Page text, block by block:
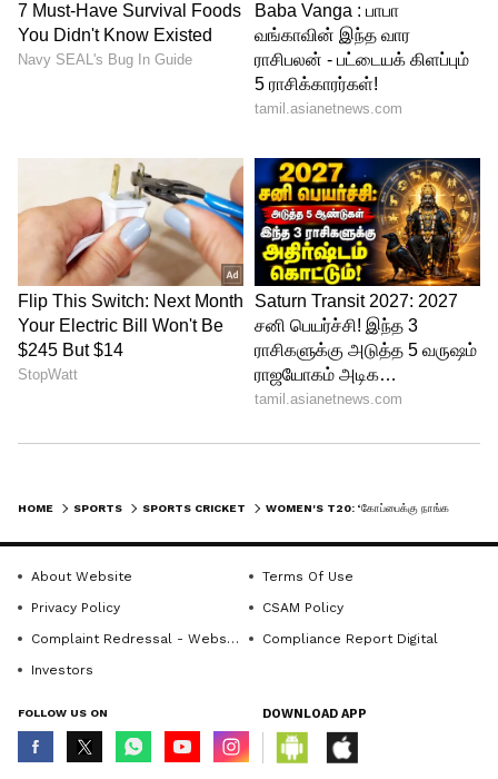
நல்ல ஷாட்டுகளை ஆடியபோதிலும்,
இந்திய சுழற்பந்து வீச்சாளர்களின்
கட்டுப்படுத்தப்பட்ட பந்துவீச்சால்
ஷ்ரேயங்கா பட்டீல் மிகச் சிறப்பாக
பந்துவீசி 4 விக்கெட்டுகளை
கைப்பற்றினார். ராதா யாதவ் 3
விக்கெட்டுகளை வீழ்த்தி வெஸ்ட் இண்டீஸ்
அணியின் பேட்டிங் வரிசையை
சீர்குலைத்தார்.
4
HOME SPORTS SPORTS CRICKET
About Website
Terms Of Use
Privacy Policy
CSAM Policy
Complaint Redressal - Website
Compliance Report Digital
Investors
FOLLOW US ON DOWNLOAD APP